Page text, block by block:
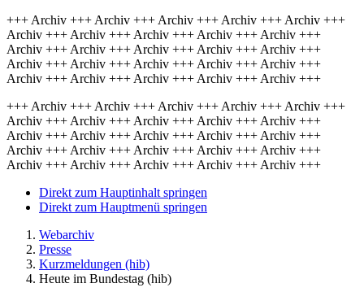
+++ Archiv +++ Archiv +++ Archiv +++ Archiv +++ Archiv +++
Archiv +++ Archiv +++ Archiv +++ Archiv +++ Archiv +++
Archiv +++ Archiv +++ Archiv +++ Archiv +++ Archiv +++
Archiv +++ Archiv +++ Archiv +++ Archiv +++ Archiv +++
Archiv +++ Archiv +++ Archiv +++ Archiv +++ Archiv +++
+++ Archiv +++ Archiv +++ Archiv +++ Archiv +++ Archiv +++
Archiv +++ Archiv +++ Archiv +++ Archiv +++ Archiv +++
Archiv +++ Archiv +++ Archiv +++ Archiv +++ Archiv +++
Archiv +++ Archiv +++ Archiv +++ Archiv +++ Archiv +++
Archiv +++ Archiv +++ Archiv +++ Archiv +++ Archiv +++
Direkt zum Hauptinhalt springen
Direkt zum Hauptmenü springen
Webarchiv
Presse
Kurzmeldungen (hib)
Heute im Bundestag (hib)